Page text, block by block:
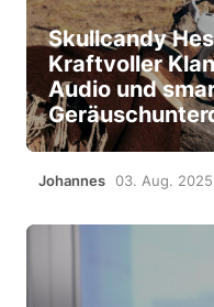
Skullcandy
Kraftvoller
Audio und
Johannes 03. Aug. 2025